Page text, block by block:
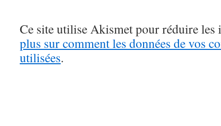
Ce site utilise Akismet pour réduire les
plus sur comment les données de vos
utilisées.